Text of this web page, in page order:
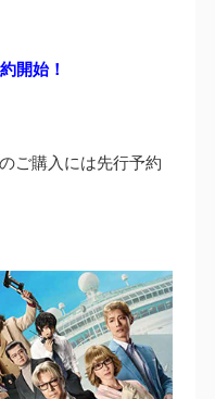
開始！
ご購入には先行予約